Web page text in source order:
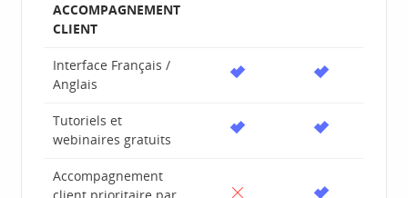
ACCOMPAGNEMENT
CLIENT
Interface Français /
Anglais
Tutoriels et
webinaires gratuits
Accompagnement